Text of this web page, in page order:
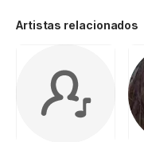
Artistas relacionados